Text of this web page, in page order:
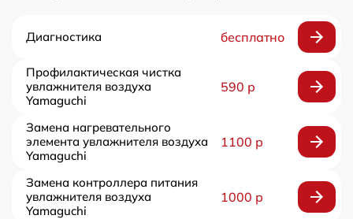
Диагностика бесплатно
Профилактическая чистка
увлажнителя воздуха
Yamaguchi
590 р
Замена нагревательного
элемента увлажнителя воздуха
Yamaguchi
1100 р
Замена контроллера питания
увлажнителя воздуха
Yamaguchi
1000 р